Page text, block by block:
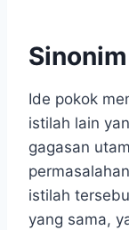
Ide pokok
istilah lain
gagasan
istilah
yang sama,